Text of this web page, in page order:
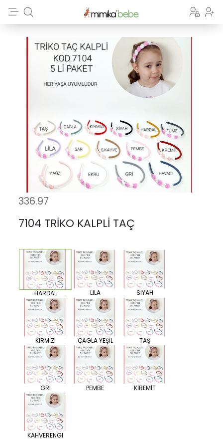
336.97
7104 TRİKO KALPLİ TAÇ
HARDAL LILA SIYAH
KIRMIZI ÇAGLA YEŞİL TAŞ
GRI PEMBE KİREMİT
KAHVERENGI